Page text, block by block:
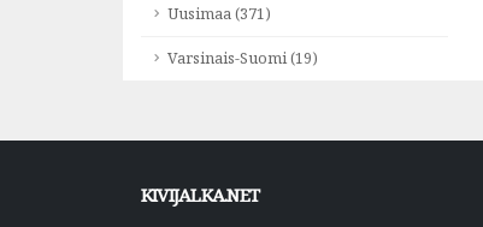
Uusimaa (371)
Varsinais-Suomi (19)
KIVIJALKA.NET